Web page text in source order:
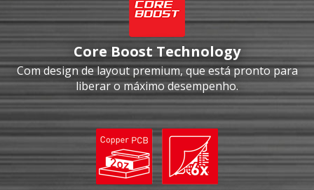
Core Boost Technology
Com design de layout premium, que está pronto para
liberar o máximo desempenho.